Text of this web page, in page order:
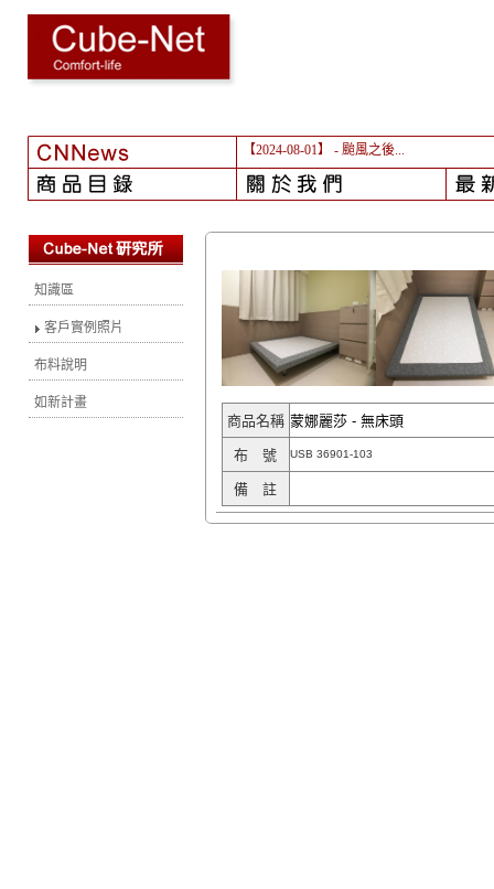
【2024-08-01】 - 颱風之後...
知識區
客戶實例照片
布料說明
如新計畫
商品名稱 蒙娜麗莎 - 無床頭
布 號 USB 36901-103
備 註